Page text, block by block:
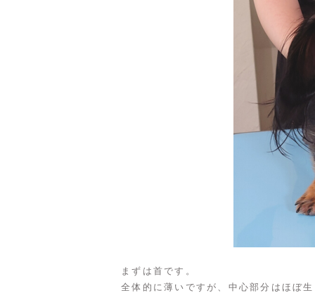
まずは首です。
全体的に薄いですが、中心部分はほぼ